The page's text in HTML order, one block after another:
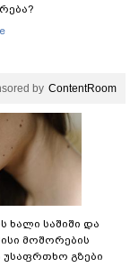
by ContentRoom
ხალი საშიში და
მოშორების
უსაფრთხო გზები